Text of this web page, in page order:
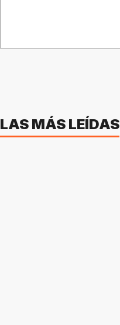
LAS MÁS LEÍDAS